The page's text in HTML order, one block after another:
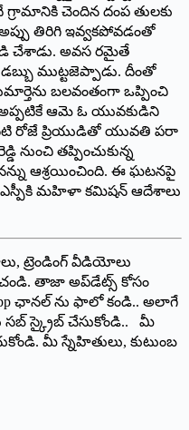
గ్రామానికి చెందిన దంప తులకు
తిరిగి ఇవ్వకపోవడంతో
చేశాడు. అవస రమైతే
ముట్టజెప్పాడు. దీంతో
బలవంతంగా ఒప్పించి
ఆమె ఓ యువకుడిని
రోజే ప్రియుడితో యువతి పరా
నుంచి తప్పించుకున్న
ఆశ్రయించింది. ఈ ఘటనపై
ఎస్పీకి మహిళా కమిషన్ ఆదేశాలు
ట్రెండింగ్ వీడియోలు
తాజా అప్‌డేట్స్ కోసం
ఛానల్ ను ఫాలో కండి.. అలాగే
సబ్ స్క్రైబ్ చేసుకోండి.. మీ
మీ స్నేహితులు, కుటుంబ